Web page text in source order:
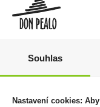
80g
Souhlas
Nastavení cookies: